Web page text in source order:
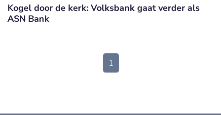
Kogel door de kerk: Volksbank gaat verder als
ASN Bank
1